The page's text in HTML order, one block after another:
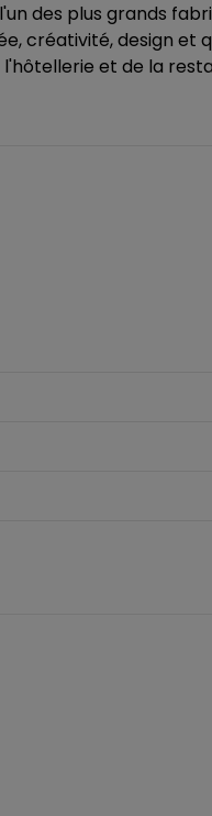
des plus grands
créativité, design et
et de la